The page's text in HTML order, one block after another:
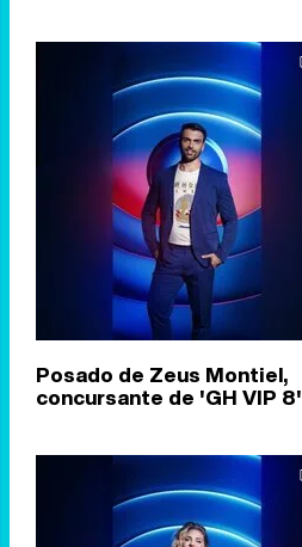
Posado de Zeus Montiel,
concursante de 'GH VIP 8'